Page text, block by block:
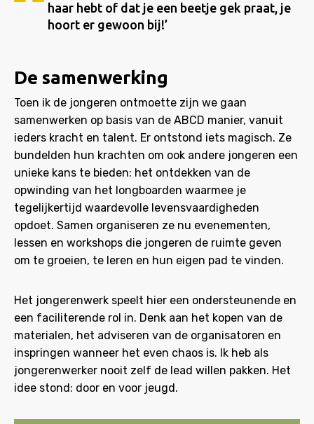
haar hebt of dat je een beetje gek praat, je
hoort er gewoon bij!’
De samenwerking
Toen ik de jongeren ontmoette zijn we gaan
samenwerken op basis van de ABCD manier, vanuit
ieders kracht en talent. Er ontstond iets magisch. Ze
bundelden hun krachten om ook andere jongeren een
unieke kans te bieden: het ontdekken van de
opwinding van het longboarden waarmee je
tegelijkertijd waardevolle levensvaardigheden
opdoet. Samen organiseren ze nu evenementen,
lessen en workshops die jongeren de ruimte geven
om te groeien, te leren en hun eigen pad te vinden.
Het jongerenwerk speelt hier een ondersteunende en
een faciliterende rol in. Denk aan het kopen van de
materialen, het adviseren van de organisatoren en
inspringen wanneer het even chaos is. Ik heb als
jongerenwerker nooit zelf de lead willen pakken. Het
idee stond: door en voor jeugd.